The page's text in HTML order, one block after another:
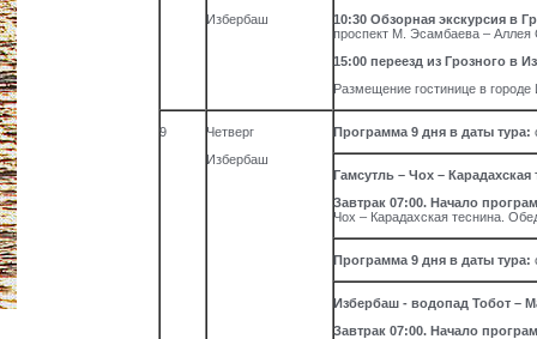
Избербаш
10:30 Обзорная экскурсия в
проспект М. Эсамбаева –
15:00 переезд из Грозного в
Размещение гостинице в
9
Четверг
Избербаш
Программа 9 дня в даты тура:
Гамсутль – Чох –
Завтрак 07:00. Начало
Чох – Карадахская теснина.
Программа 9 дня в даты тура:
Избербаш - водопад Тобот –
Завтрак 07:00. Начало